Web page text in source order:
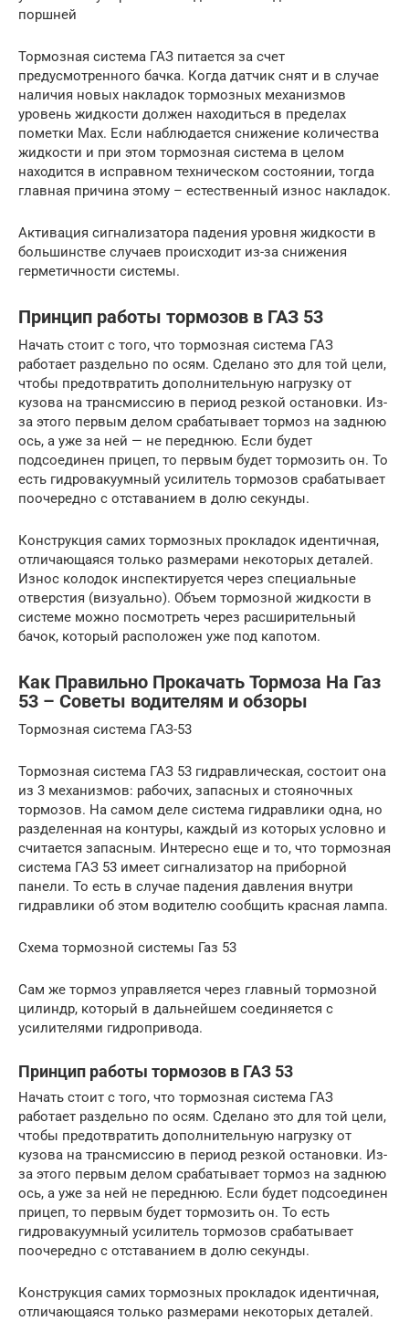
поршней
Тормозная система ГАЗ питается за счет
предусмотренного бачка. Когда датчик снят и в случае
наличия новых накладок тормозных механизмов
уровень жидкости должен находиться в пределах
пометки Max. Если наблюдается снижение количества
жидкости и при этом тормозная система в целом
находится в исправном техническом состоянии, тогда
главная причина этому – естественный износ накладок.
Активация сигнализатора падения уровня жидкости в
большинстве случаев происходит из-за снижения
герметичности системы.
Принцип работы тормозов в ГАЗ 53
Начать стоит с того, что тормозная система ГАЗ
работает раздельно по осям. Сделано это для той цели,
чтобы предотвратить дополнительную нагрузку от
кузова на трансмиссию в период резкой остановки. Из-
за этого первым делом срабатывает тормоз на заднюю
ось, а уже за ней — не переднюю. Если будет
подсоединен прицеп, то первым будет тормозить он. То
есть гидровакуумный усилитель тормозов срабатывает
поочередно с отставанием в долю секунды.
Конструкция самих тормозных прокладок идентичная,
отличающаяся только размерами некоторых деталей.
Износ колодок инспектируется через специальные
отверстия (визуально). Объем тормозной жидкости в
системе можно посмотреть через расширительный
бачок, который расположен уже под капотом.
Как Правильно Прокачать Тормоза На Газ
53 – Советы водителям и обзоры
Тормозная система ГАЗ-53
Тормозная система ГАЗ 53 гидравлическая, состоит она
из 3 механизмов: рабочих, запасных и стояночных
тормозов. На самом деле система гидравлики одна, но
разделенная на контуры, каждый из которых условно и
считается запасным. Интересно еще и то, что тормозная
система ГАЗ 53 имеет сигнализатор на приборной
панели. То есть в случае падения давления внутри
гидравлики об этом водителю сообщить красная лампа.
Схема тормозной системы Газ 53
Сам же тормоз управляется через главный тормозной
цилиндр, который в дальнейшем соединяется с
усилителями гидропривода.
Принцип работы тормозов в ГАЗ 53
Начать стоит с того, что тормозная система ГАЗ
работает раздельно по осям. Сделано это для той цели,
чтобы предотвратить дополнительную нагрузку от
кузова на трансмиссию в период резкой остановки. Из-
за этого первым делом срабатывает тормоз на заднюю
ось, а уже за ней не переднюю. Если будет подсоединен
прицеп, то первым будет тормозить он. То есть
гидровакуумный усилитель тормозов срабатывает
поочередно с отставанием в долю секунды.
Конструкция самих тормозных прокладок идентичная,
отличающаяся только размерами некоторых деталей.